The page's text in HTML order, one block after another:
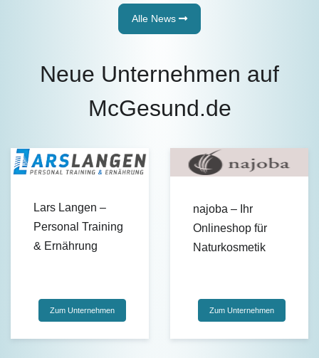
Alle News
Neue Unternehmen auf
McGesund.de
Lars Langen –
Personal Training
& Ernährung
Zum Unternehmen
najoba – Ihr
Onlineshop für
Naturkosmetik
Zum Unternehmen